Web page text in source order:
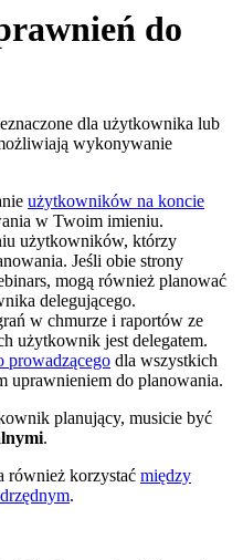
do
dla użytkownika lub
wykonywanie
użytkowników na koncie
w Twoim imieniu.
użytkowników, którzy
Jeśli obie strony
mogą również planować
delegującego.
w chmurze i raportów ze
użytkownik jest delegatem.
prowadzącego dla wszystkich
uprawnieniem do planowania.
planujący, musicie być
.
również korzystać między
.